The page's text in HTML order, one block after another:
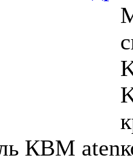
КВМ aten